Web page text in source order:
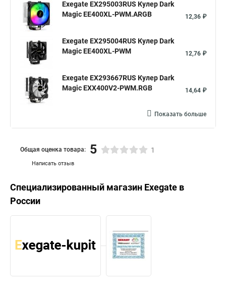
Exegate EX295003RUS Кулер Dark
Magic EE400XL-PWM.ARGB
12,36 ₽
Exegate EX295004RUS Кулер Dark
Magic EE400XL-PWM
12,76 ₽
Exegate EX293667RUS Кулер Dark
Magic EXX400V2-PWM.RGB
14,64 ₽
Показать больше
Написать отзыв
Общая оценка товара: 5 1
Специализированный магазин Exegate в
России